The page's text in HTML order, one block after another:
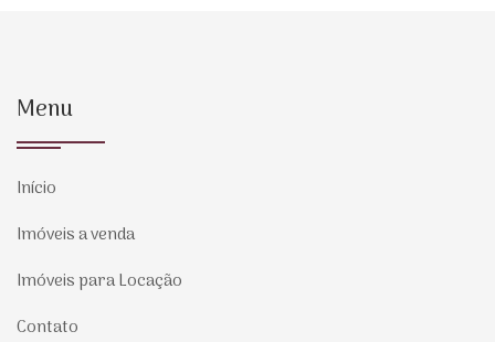
Menu
Início
Imóveis a venda
Imóveis para Locação
Contato